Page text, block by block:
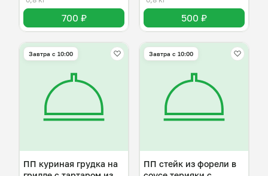
700 ₽ 500 ₽
Завтра c 10:00
ПП куриная грудка на
Завтра c 10:00
ПП стейк из форели в